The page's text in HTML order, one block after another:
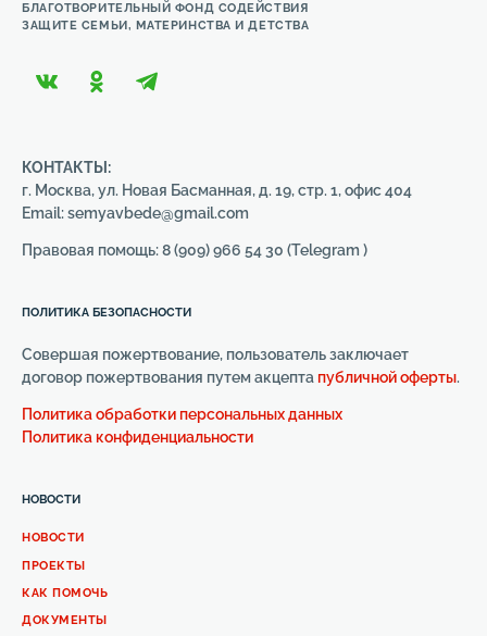
БЛАГОТВОРИТЕЛЬНЫЙ ФОНД СОДЕЙСТВИЯ
ЗАЩИТЕ СЕМЬИ, МАТЕРИНСТВА И ДЕТСТВА
КОНТАКТЫ:
г. Москва, ул. Новая Басманная, д. 19, стр. 1, офис 404
Email: semyavbede@gmail.com
Правовая помощь: 8 (909) 966 54 30 (Telegram )
НОВОСТИ
НОВОСТИ
ПРОЕКТЫ
КАК ПОМОЧЬ
ДОКУМЕНТЫ
ПОЛИТИКА БЕЗОПАСНОСТИ
Совершая пожертвование, пользователь заключает
договор пожертвования путем акцепта публичной оферты.
Политика обработки персональных данных
Политика конфиденциальности